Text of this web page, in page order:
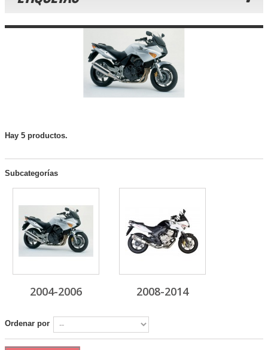
Hay 5 productos.
Subcategorías
2004-2006 2008-2014
Ordenar por